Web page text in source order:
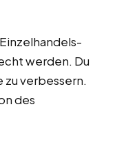
werden. Du
verbessern.
des